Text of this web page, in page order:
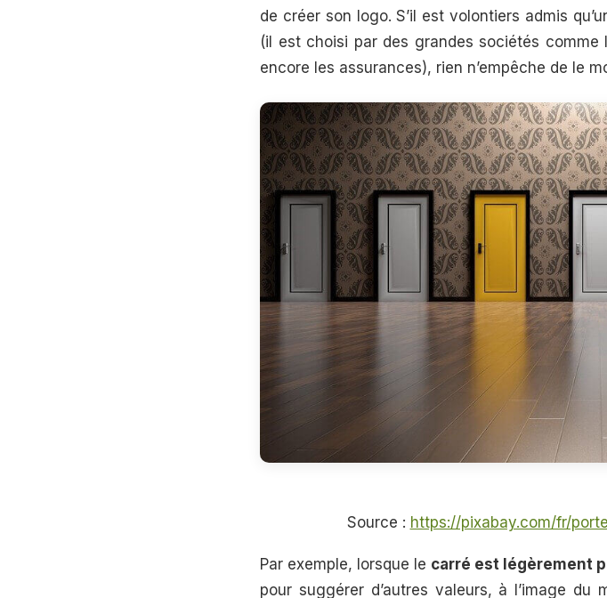
de créer son logo. S’il est volontiers admis
(il est choisi par des grandes sociétés
encore les assurances), rien n’empêche de le
Source : https://pixabay.com/fr/
Par exemple, lorsque le carré est légèrement
pour suggérer d’autres valeurs, à l’image du